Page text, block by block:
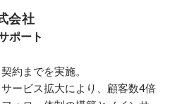
会社
ポート
約までを実施。
ービス拡大により、顧客数4倍